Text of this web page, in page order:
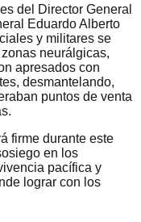
del Director General
Eduardo Alberto
y militares se
neurálgicas,
apresados con
desmantelando,
puntos de venta
firme durante este
en los
pacífica y
lograr con los